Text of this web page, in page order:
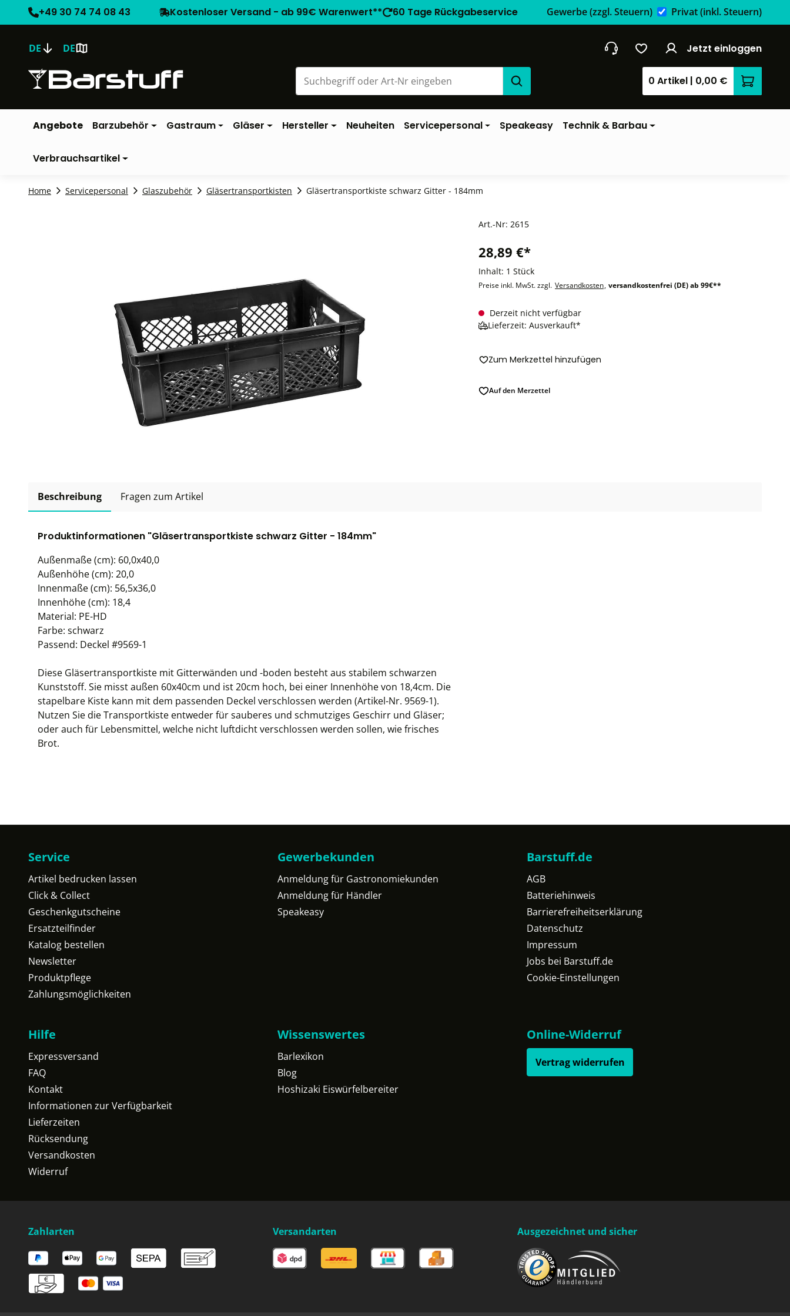
+49 30 74 74 08 43 Kostenloser Versand - ab 99€ Warenwert** 60 Tage Rückgabeservice Gewerbe(zzgl. Steuern) Privat(inkl. Steuern)
DE DE Jetzt einloggen
0 Artikel | 0,00 €
Angebote Barzubehör Gastraum Gläser Hersteller Neuheiten Servicepersonal Speakeasy Technik & Barbau
Verbrauchsartikel
Home Servicepersonal Glaszubehör Gläsertransportkisten Gläsertransportkiste schwarz Gitter - 184mm
Art.-Nr: 2615
28,89 €*
Inhalt: 1 Stück
Preise inkl. MwSt. zzgl. Versandkosten, versandkostenfrei (DE) ab 99€**
Derzeit nicht verfügbar
Lieferzeit: Ausverkauft*
Zum Merkzettel hinzufügen
Auf den Merzettel
Beschreibung Fragen zum Artikel
Produktinformationen "Gläsertransportkiste schwarz Gitter - 184mm"
Außenmaße (cm): 60,0x40,0
Außenhöhe (cm): 20,0
Innenmaße (cm): 56,5x36,0
Innenhöhe (cm): 18,4
Material: PE-HD
Farbe: schwarz
Passend: Deckel #9569-1
Diese Gläsertransportkiste mit Gitterwänden und -boden besteht aus stabilem schwarzen
Kunststoff. Sie misst außen 60x40cm und ist 20cm hoch, bei einer Innenhöhe von 18,4cm. Die
stapelbare Kiste kann mit dem passenden Deckel verschlossen werden (Artikel-Nr. 9569-1).
Nutzen Sie die Transportkiste entweder für sauberes und schmutziges Geschirr und Gläser;
oder auch für Lebensmittel, welche nicht luftdicht verschlossen werden sollen, wie frisches
Brot.
Service
Artikel bedrucken lassen
Click & Collect
Geschenkgutscheine
Ersatzteilfinder
Katalog bestellen
Newsletter
Produktpflege
Zahlungsmöglichkeiten
Gewerbekunden
Anmeldung für Gastronomiekunden
Anmeldung für Händler
Speakeasy
Barstuff.de
AGB
Batteriehinweis
Barrierefreiheitserklärung
Datenschutz
Impressum
Jobs bei Barstuff.de
Cookie-Einstellungen
Hilfe
Expressversand
FAQ
Kontakt
Informationen zur Verfügbarkeit
Lieferzeiten
Rücksendung
Versandkosten
Widerruf
Wissenswertes
Barlexikon
Blog
Hoshizaki Eiswürfelbereiter
Online-Widerruf
Vertrag widerrufen
Zahlarten Versandarten Ausgezeichnet und sicher